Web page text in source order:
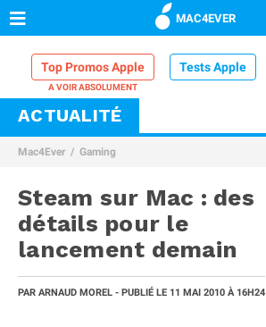
MAC4EVER
Top Promos Apple Tests Apple
VPN Mac
Comparatif iPhone
ACTUALITÉ
Mac4Ever Gaming
Steam sur Mac : des
détails pour le
lancement demain
PAR ARNAUD MOREL - PUBLIÉ LE 11 MAI 2010 À 16H24